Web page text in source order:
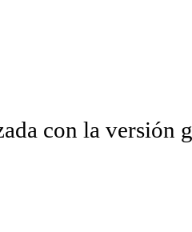
con la versión